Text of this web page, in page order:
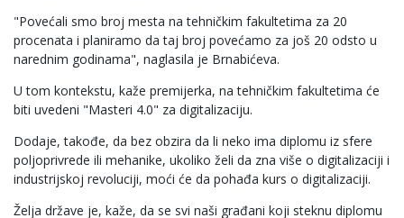
"Povećali smo broj mesta na tehničkim fakultetima za 20
procenata i planiramo da taj broj povećamo za još 20 odsto u
narednim godinama", naglasila je Brnabićeva.
U tom kontekstu, kaže premijerka, na tehničkim fakultetima će
biti uvedeni "Masteri 4.0" za digitalizaciju.
Dodaje, takođe, da bez obzira da li neko ima diplomu iz sfere
poljoprivrede ili mehanike, ukoliko želi da zna više o digitalizaciji i
industrijskoj revoluciji, moći će da pohađa kurs o digitalizaciji.
Želja države je, kaže, da se svi naši građani koji steknu diplomu